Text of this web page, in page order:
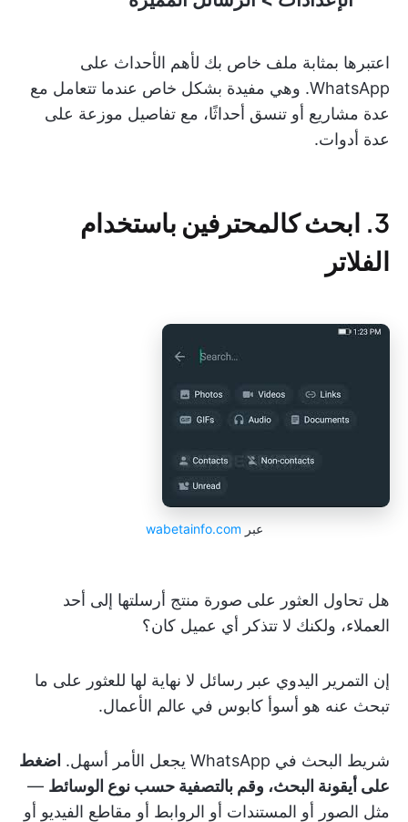
اعتبرها بمثابة ملف خاص بك لأهم الأحداث على
WhatsApp. وهي مفيدة بشكل خاص عندما تتعامل مع
عدة مشاريع أو تنسق أحداثًا، مع تفاصيل موزعة على
عدة أدوات.
3. ابحث كالمحترفين باستخدام
الفلاتر
عبر wabetainfo.com
هل تحاول العثور على صورة منتج أرسلتها إلى أحد
العملاء، ولكنك لا تتذكر أي عميل كان؟
إن التمرير اليدوي عبر رسائل لا نهاية لها للعثور على ما
تبحث عنه هو أسوأ كابوس في عالم الأعمال.
شريط البحث في WhatsApp يجعل الأمر أسهل.
اضغط
على أيقونة البحث، وقم بالتصفية حسب نوع الوسائط —
مثل الصور أو المستندات أو الروابط أو مقاطع الفيديو أو